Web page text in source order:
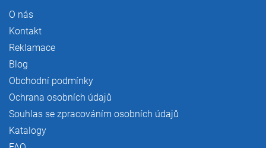
O nás
Kontakt
Reklamace
Blog
Obchodní podmínky
Ochrana osobních údajů
Souhlas se zpracováním osobních údajů
Katalogy